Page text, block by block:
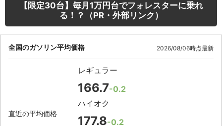
【限定30台】毎月1万円台でフォレスターに乗れ
る！？（PR・外部リンク）
全国のガソリン平均価格 2026/08/06時点最新
直近の平均価格
レギュラー
166.7-0.2
ハイオク
177.8-0.2